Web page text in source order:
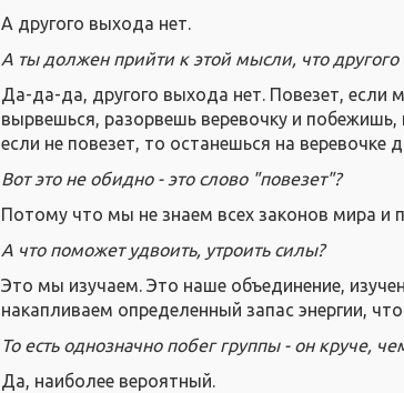
А другого выхода нет.
А ты должен прийти к этой мысли, что другого
Да-да-да, другого выхода нет. Повезет, если
вырвешься, разорвешь веревочку и
если не повезет, то останешься на веревочке
Вот это не обидно - это слово "повезет"?
Потому что мы не знаем всех законов мира и
А что поможет удвоить, утроить силы?
Это мы изучаем. Это наше объединение,
накапливаем определенный запас энергии,
То есть однозначно побег группы - он круче,
Да, наиболее вероятный.